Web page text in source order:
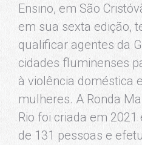
Ensino, em São
em sua sexta edição,
qualificar agentes da
cidades fluminenses
à violência doméstica
mulheres. A Ronda
Rio foi criada em
de 131 pessoas e